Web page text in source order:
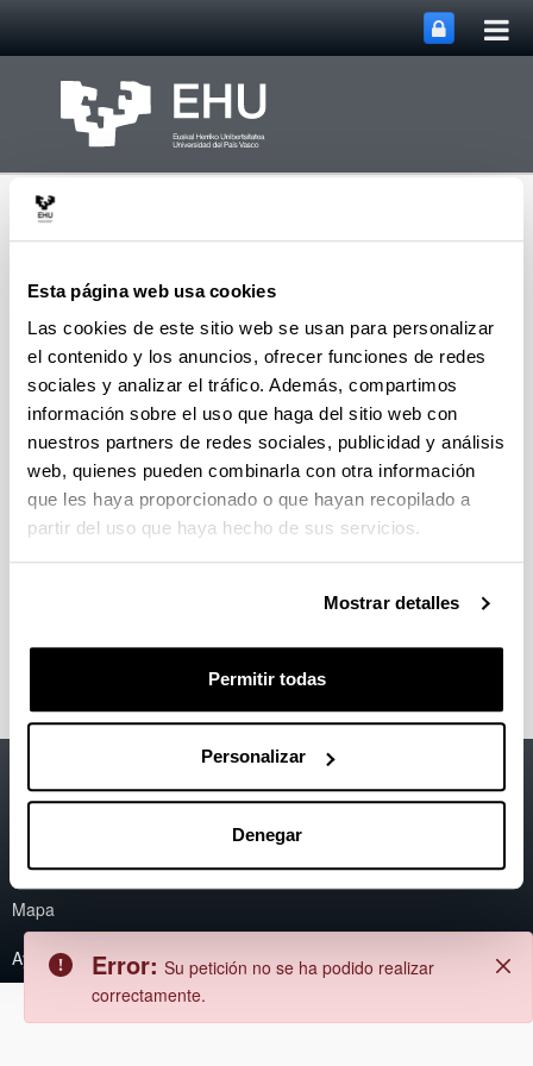
Esta página web usa cookies
Las cookies de este sitio web se usan para personalizar
el contenido y los anuncios, ofrecer funciones de redes
sociales y analizar el tráfico. Además, compartimos
información sobre el uso que haga del sitio web con
nuestros partners de redes sociales, publicidad y análisis
web, quienes pueden combinarla con otra información
que les haya proporcionado o que hayan recopilado a
partir del uso que haya hecho de sus servicios.
Mostrar detalles
Permitir todas
Personalizar
Denegar
Grupo de Análisis
Matricial y Aplicaciones
MenúAbrir/cerrar
Proyectos
Atrás
Error
Cerrar
No se ha podido encontrar el
Información legal
Contacto
Mapa
Ayuda Error: Su petición no se ha podido realizar
correctamente.